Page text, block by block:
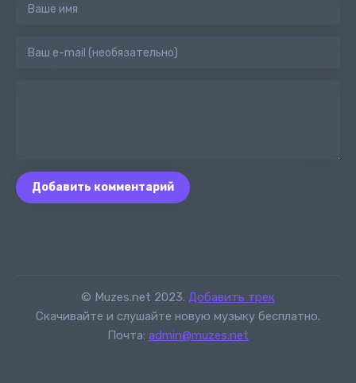
Добавить комментарий
© Muzes.net 2023. Добавить трек
Скачивайте и слушайте новую музыку бесплатно.
Почта: admin@muzes.net